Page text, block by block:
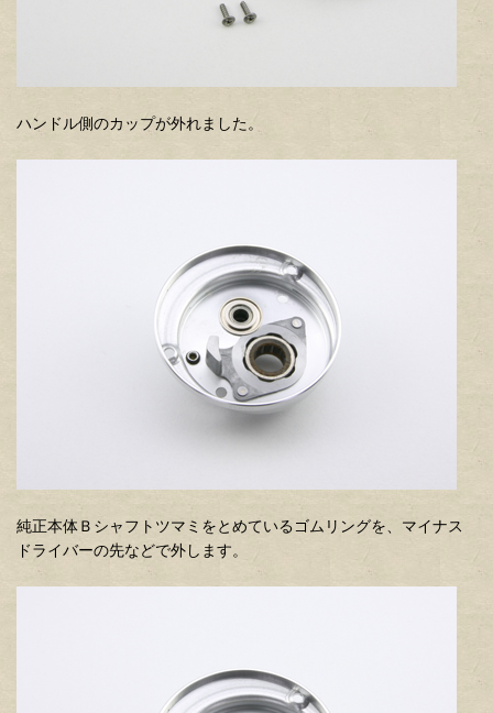
ハンドル側のカップが外れました。
純正本体Ｂシャフトツマミをとめているゴムリングを、マイナス
ドライバーの先などで外します。